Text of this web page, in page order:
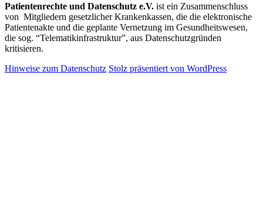
TI-
Anwendungen
einführen!“
Patientenrechte und Datenschutz e.V. ist ein Zusammenschluss
von Mitgliedern gesetzlicher Krankenkassen, die die elektronische
Patientenakte und die geplante Vernetzung im Gesundheitswesen,
die sog. “Telematikinfrastruktur”, aus Datenschutzgründen
kritisieren.
Hinweise zum Datenschutz Stolz präsentiert von WordPress